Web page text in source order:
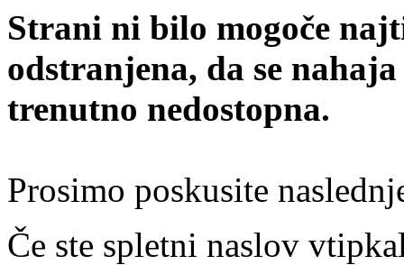
Strani ni bilo mogoče
odstranjena, da se
trenutno nedostopna.
Prosimo poskusite
Če ste spletni naslov